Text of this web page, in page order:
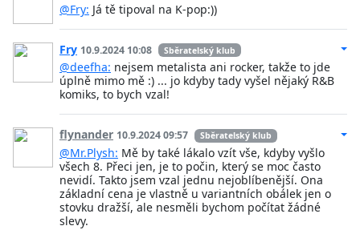
@Fry: Já tě tipoval na K-pop:))
Fry 10.9.2024 10:08 Sběratelský klub
@deefha: nejsem metalista ani rocker, takže to jde
úplně mimo mě :) ... jo kdyby tady vyšel nějaký R&B
komiks, to bych vzal!
flynander 10.9.2024 09:57 Sběratelský klub
@Mr.Plysh: Mě by také lákalo vzít vše, kdyby vyšlo
všech 8. Přeci jen, je to počin, který se moc často
nevidí. Takto jsem vzal jednu nejoblíbenější. Ona
základní cena je vlastně u variantních obálek jen o
stovku dražší, ale nesměli bychom počítat žádné
slevy.